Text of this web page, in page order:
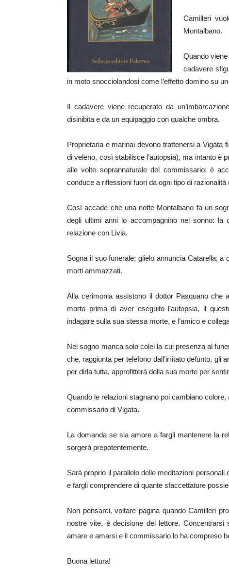
Camilleri
Montalbano.
Quando
cadavere
in moto snocciolandosi come l’effetto domino su
Il cadavere viene recuperato da
disinibita e da un equipaggio con qualche ombra.
Proprietaria e marinai devono trattenersi a Vigàta
di veleno, così stabilisce l’autopsia), ma intanto è
alle volte soprannaturale del commissario; è
conduce a riflessioni fuori da ogni tipo di razionalità
Così accade che una notte Montalbano fa un
degli ultimi anni lo accompagnino nel sonno: la
relazione con Livia.
Sogna il suo funerale; glielo annuncia Catarella,
morti ammazzati.
Alla cerimonia assistono il dottor Pasquano che
morto prima di aver eseguito l’autopsia, il
indagare sulla sua stessa morte, e l’amico e
Nel sogno manca solo colei la cui presenza al
che, raggiunta per telefono dall’irritato defunto, gli
per dirla tutta, approfitterà della sua morte per
Quando le relazioni stagnano poi cambiano
commissario di Vigata.
La domanda se sia amore a fargli mantenere la
sorgerà prepotentemente.
Sarà proprio il parallelo delle meditazioni
e fargli comprendere di quante sfaccettature
Non pensarci, voltare pagina quando Camilleri
nostre vite, è decisione del lettore.
amare e amarsi e il commissario lo ha compreso
Buona lettura!